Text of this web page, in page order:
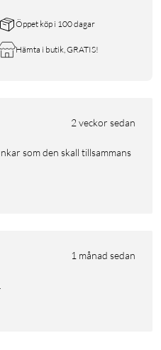
Öppet köp i 100 dagar
Hämta i butik, GRATIS!
2 veckor sedan
1 månad sedan